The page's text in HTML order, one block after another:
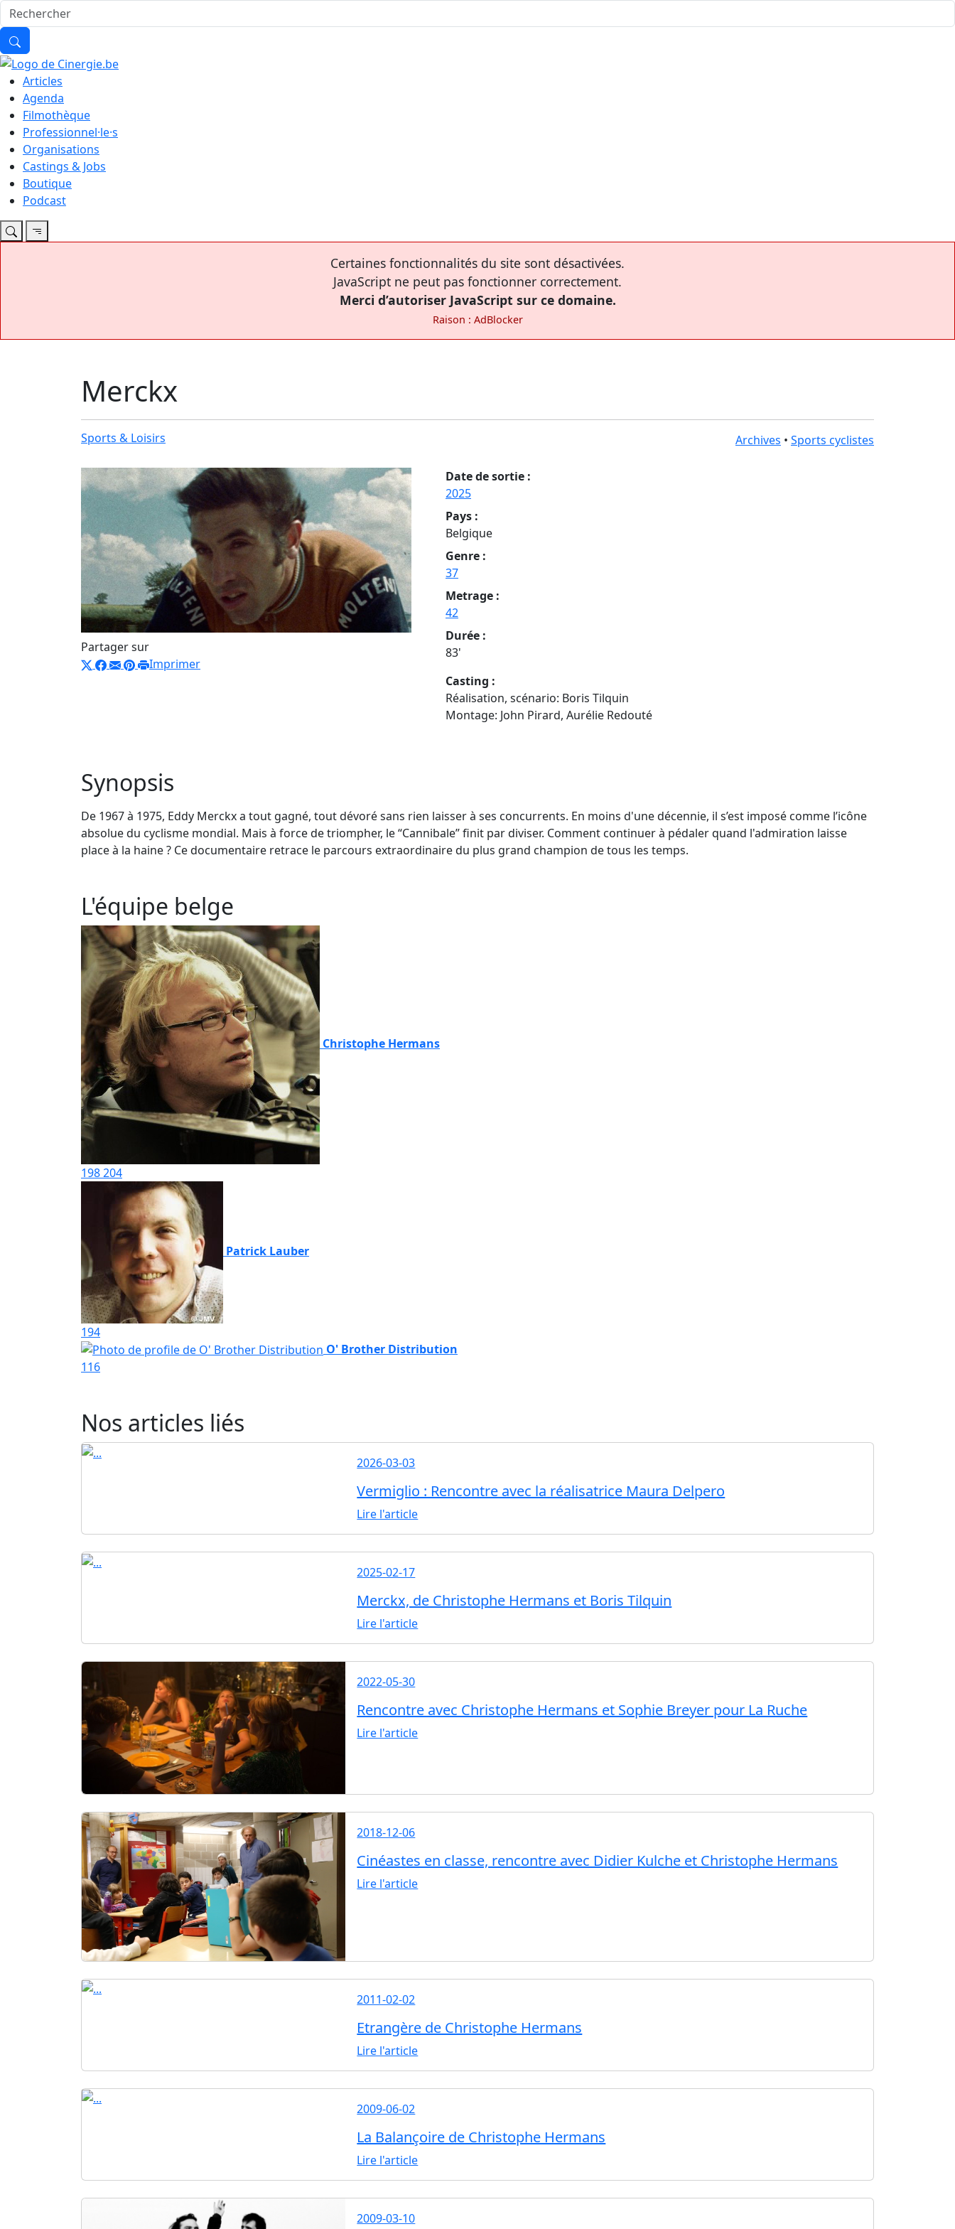
Articles
Agenda
Filmothèque
Professionnel·le·s
Organisations
Castings & Jobs
Boutique
Podcast
Certaines fonctionnalités du site sont désactivées.
JavaScript ne peut pas fonctionner correctement.
Merci d’autoriser JavaScript sur ce domaine.
Raison : AdBlocker
Merckx
Sports & Loisirs Archives • Sports cyclistes
Partager sur
Imprimer
Date de sortie :
2025
Pays :
Belgique
Genre :
37
Metrage :
42
Durée :
83'
Casting :
Réalisation, scénario: Boris Tilquin
Montage: John Pirard, Aurélie Redouté
Synopsis
De 1967 à 1975, Eddy Merckx a tout gagné, tout dévoré sans rien laisser à ses concurrents. En moins d'une décennie, il s’est imposé comme l’icône
absolue du cyclisme mondial. Mais à force de triompher, le “Cannibale” finit par diviser. Comment continuer à pédaler quand l'admiration laisse
place à la haine ? Ce documentaire retrace le parcours extraordinaire du plus grand champion de tous les temps.
L'équipe belge
Christophe Hermans
198204
Patrick Lauber
194
O' Brother Distribution
116
Nos articles liés
2026-03-03
Vermiglio : Rencontre avec la réalisatrice Maura Delpero
Lire l'article
2025-02-17
Merckx, de Christophe Hermans et Boris Tilquin
Lire l'article
2022-05-30
Rencontre avec Christophe Hermans et Sophie Breyer pour La Ruche
Lire l'article
2018-12-06
Cinéastes en classe, rencontre avec Didier Kulche et Christophe Hermans
Lire l'article
2011-02-02
Etrangère de Christophe Hermans
Lire l'article
2009-06-02
La Balançoire de Christophe Hermans
Lire l'article
2009-03-10